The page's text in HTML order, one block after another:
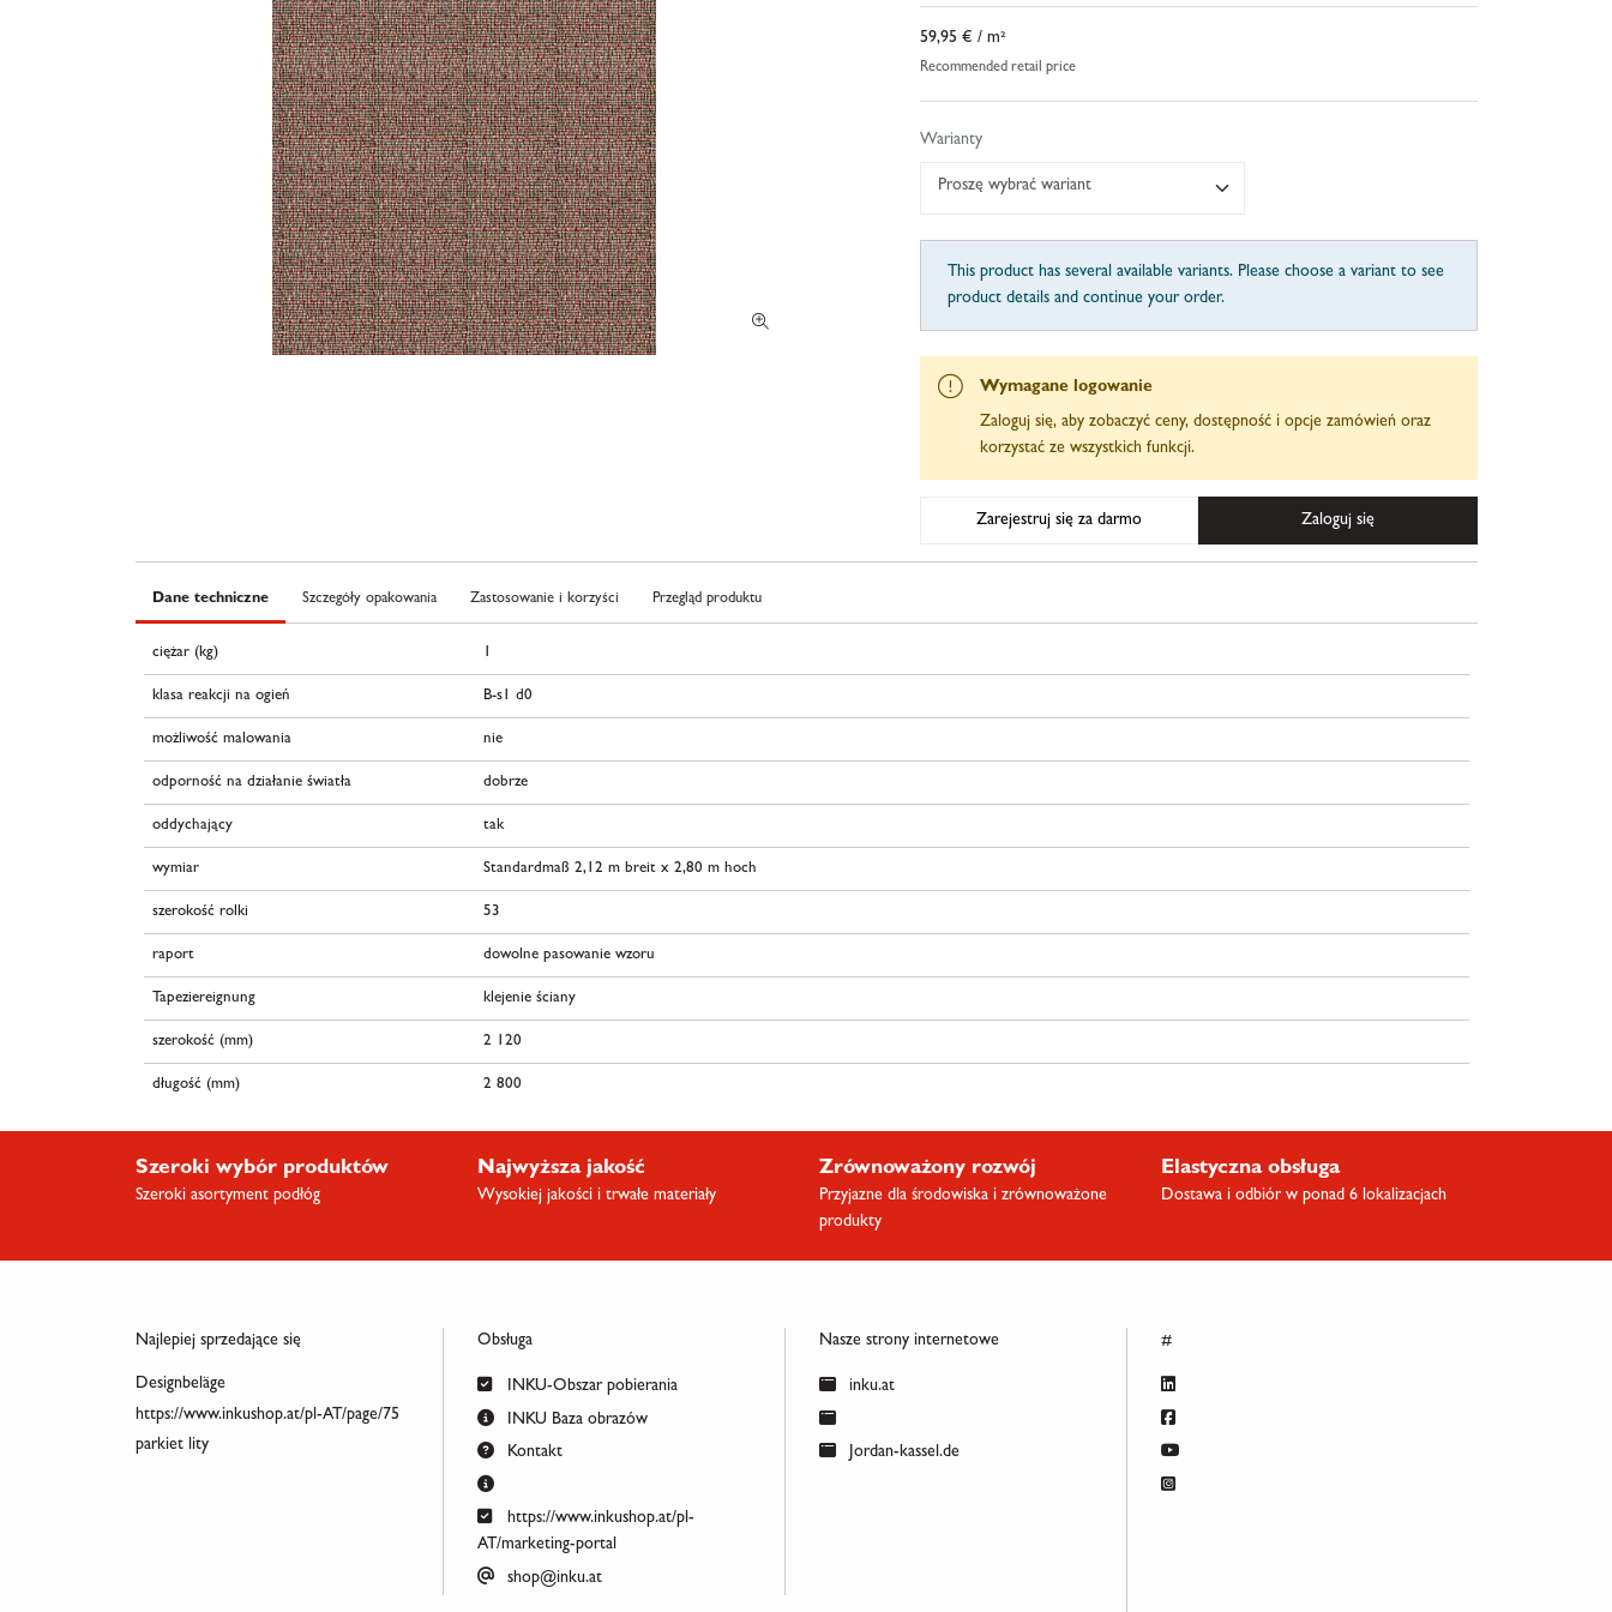
59,95 € / m²
Recommended retail price
Warianty
Proszę wybrać wariant
This product has several available variants. Please choose a variant to see
product details and continue your order.
Wymagane logowanie
Zaloguj się, aby zobaczyć ceny, dostępność i opcje zamówień oraz
korzystać ze wszystkich funkcji.
Zarejestruj się za darmo Zaloguj się
Dane techniczne Szczegóły opakowania Zastosowanie i korzyści Przegląd produktu
ciężar (kg) 1
klasa reakcji na ogień B-s1 d0
możliwość malowania nie
odporność na działanie światła dobrze
oddychający tak
wymiar Standardmaß 2,12 m breit x 2,80 m hoch
szerokość rolki 53
raport dowolne pasowanie wzoru
Tapeziereignung klejenie ściany
szerokość (mm) 2 120
długość (mm) 2 800
Szeroki wybór produktów
Szeroki asortyment podłóg
Najwyższa jakość
Wysokiej jakości i trwałe materiały
Zrównoważony rozwój
Przyjazne dla środowiska i zrównoważone
produkty
Elastyczna obsługa
Dostawa i odbiór w ponad 6 lokalizacjach
Najlepiej sprzedające się
Designbeläge
https://www.inkushop.at/pl-AT/page/75
parkiet lity
Obsługa
INKU-Obszar pobierania
INKU Baza obrazów
Kontakt
https://www.inkushop.at/pl-
AT/marketing-portal
shop@inku.at
Nasze strony internetowe
inku.at
Jordan-kassel.de
#